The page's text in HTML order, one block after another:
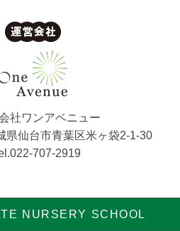
社ワンアベニュー
県仙台市青葉区米ヶ袋2-1-30
707-2919
NURSERY SCHOOL